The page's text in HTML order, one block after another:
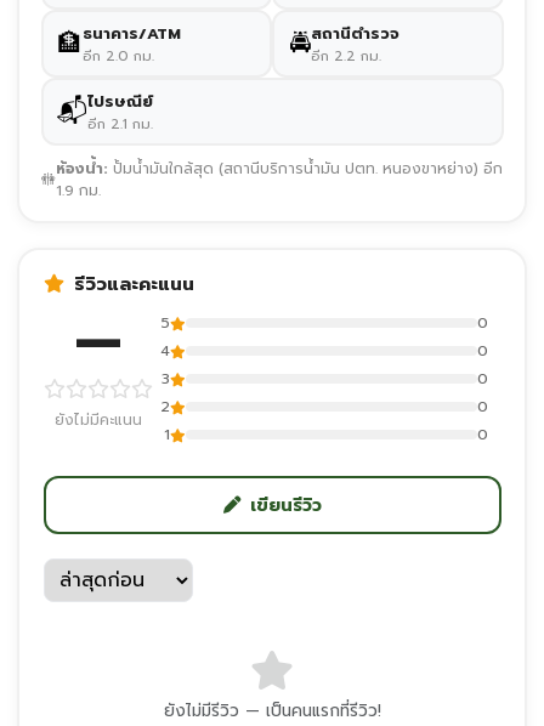
🏦ธนาคาร/ATM
อีก 2.0 กม. 🚔สถานีตำรวจ
อีก 2.2 กม.
📬ไปรษณีย์
อีก 2.1 กม.
🚻ห้องน้ำ: ปั้มน้ำมันใกล้สุด (สถานีบริการน้ำมัน ปตท. หนองขาหย่าง) อีก
1.9 กม.
รีวิวและคะแนน
—
ยังไม่มีคะแนน
5
0
4
0
3
0
2
0
1
0
เขียนรีวิว
ยังไม่มีรีวิว — เป็นคนแรกที่รีวิว!